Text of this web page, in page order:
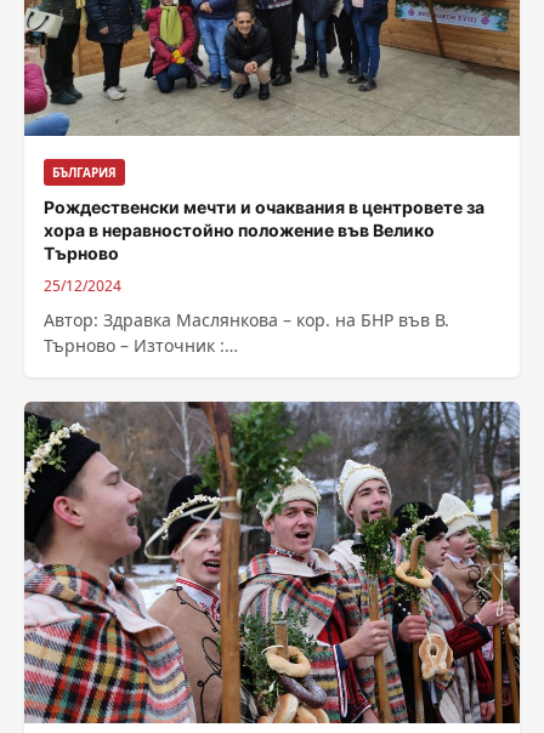
БЪЛГАРИЯ
Рождественски мечти и очаквания в центровете за
хора в неравностойно положение във Велико
Търново
25/12/2024
Автор: Здравка Маслянкова – кор. на БНР във В.
Търново – Източник :
ochakvane-za-chudesa-v-centrovete-za-hora-v-
neravnostoino-polojenie-vav-veliko-tarnovo